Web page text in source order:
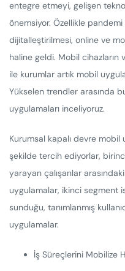
entegre etmeyi, gelişen
önemsiyor. Özellikle
dijitalleştirilmesi, online ve
haline geldi. Mobil cihazların
ile kurumlar artık mobil
Yükselen trendler arasında
uygulamaları inceliyoruz.
Kurumsal kapalı devre mobil
şekilde tercih ediyorlar,
yarayan çalışanlar
uygulamalar, ikinci segment
sunduğu, tanımlanmış
uygulamalar.
İş Süreçlerini Mobilize